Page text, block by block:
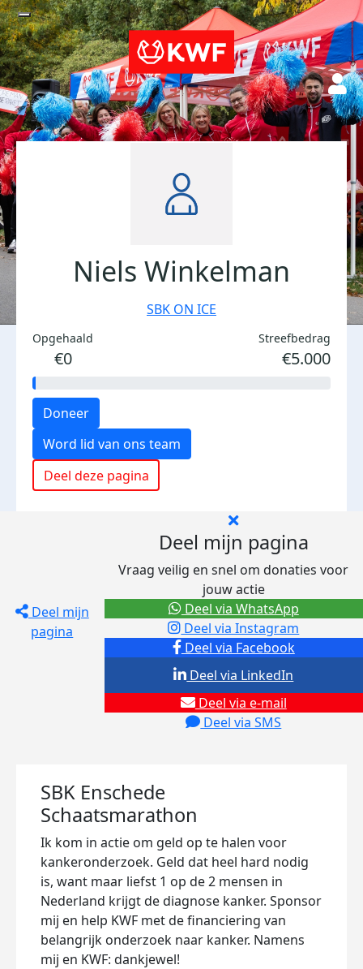
Niels Winkelman
SBK ON ICE
Opgehaald
€0
Streefbedrag
€5.000
Doneer
Word lid van ons team
Deel deze pagina
Deel mijn
pagina
Deel mijn pagina
Vraag veilig en snel om donaties voor
jouw actie
Deel via Facebook
Deel via Instagram
Deel via e-mail
Deel via SMS
Deel via LinkedIn
Deel via WhatsApp
SBK Enschede
Schaatsmarathon
Ik kom in actie om geld op te halen voor
kankeronderzoek. Geld dat heel hard nodig
is, want maar liefst 1 op de 2 mensen in
Nederland krijgt de diagnose kanker. Sponsor
mij en help KWF met de financiering van
belangrijk onderzoek naar kanker. Namens
mij en KWF: dankjewel!